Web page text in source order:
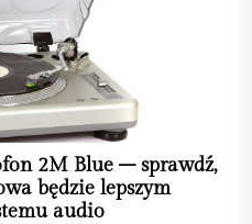
2M Blue – sprawdź,
będzie lepszym
audio